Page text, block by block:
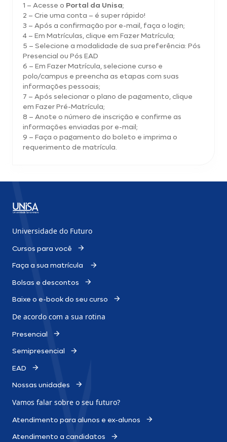
1 – Acesse o Portal da Unisa;
2 – Crie uma conta – é super rápido!
3 – Após a confirmação por e-mail, faça o login;
4 – Em Matrículas, clique em Fazer Matrícula;
5 – Selecione a modalidade de sua preferência: Pós
Presencial ou Pós EAD
6 – Em Fazer Matrícula, selecione curso e
polo/campus e preencha as etapas com suas
informações pessoais;
7 – Após selecionar o plano de pagamento, clique
em Fazer Pré-Matrícula;
8 – Anote o número de inscrição e confirme as
informações enviadas por e-mail;
9 – Faça o pagamento do boleto e imprima o
requerimento de matrícula.
Universidade do Futuro
Cursos para você
Faça a sua matrícula
Bolsas e descontos
Baixe o e-book do seu curso
De acordo com a sua rotina
Presencial
Semipresencial
EAD
Nossas unidades
Vamos falar sobre o seu futuro?
Atendimento para alunos e ex-alunos
Atendimento a candidatos